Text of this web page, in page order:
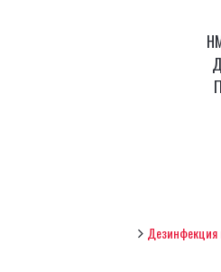
Дезинфекция